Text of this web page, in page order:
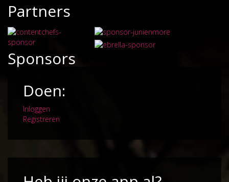
Partners
Sponsors
Doen:
Inloggen
Registreren